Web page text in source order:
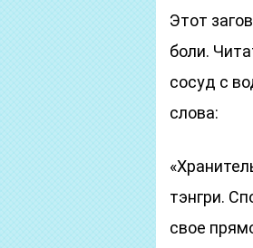
Этот
боли.
сосуд с
слова:
тэнгри.
свое